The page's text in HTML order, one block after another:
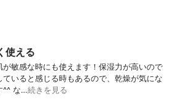
使える
敏感な時にも使えます！保湿力が高いので
いると感じる時もあるので、乾燥が気にな
^^ な…続きを見る